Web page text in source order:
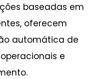
baseadas em
oferecem
automática de
e